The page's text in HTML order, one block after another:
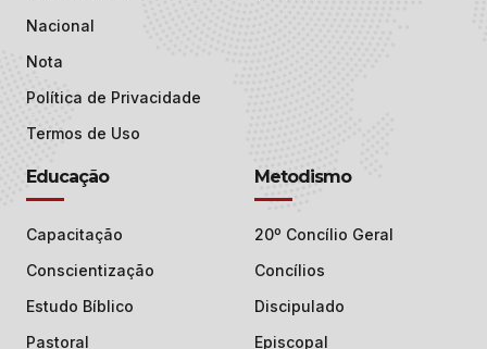
Nacional
Nota
Política de Privacidade
Termos de Uso
Educação
Capacitação
Conscientização
Estudo Bíblico
Pastoral
Metodismo
20º Concílio Geral
Concílios
Discipulado
Episcopal